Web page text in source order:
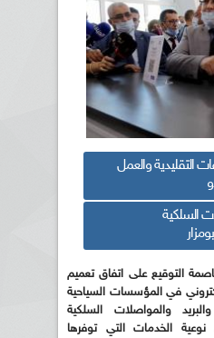
التقليدية والعمل
السلكية
التوقيع على اتفاق تعميم
في المؤسسات السياحية
والمواصلات السلكية
الخدمات التي توفرها